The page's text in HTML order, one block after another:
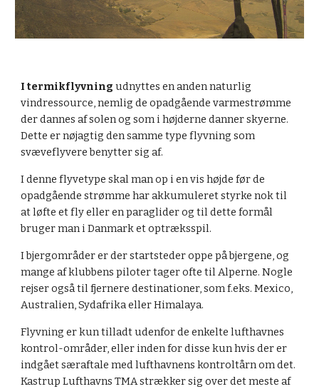
I termikflyvning udnyttes en anden naturlig
vindressource, nemlig de opadgående varmestrømme
der dannes af solen og som i højderne danner skyerne.
Dette er nøjagtig den samme type flyvning som
svæveflyvere benytter sig af.
I denne flyvetype skal man op i en vis højde før de
opadgående strømme har akkumuleret styrke nok til
at løfte et fly eller en paraglider og til dette formål
bruger man i Danmark et optræksspil.
I bjergområder er der startsteder oppe på bjergene, og
mange af klubbens piloter tager ofte til Alperne. Nogle
rejser også til fjernere destinationer, som f.eks. Mexico,
Australien, Sydafrika eller Himalaya.
Flyvning er kun tilladt udenfor de enkelte lufthavnes
kontrol-områder, eller inden for disse kun hvis der er
indgået særaftale med lufthavnens kontroltårn om det.
Kastrup Lufthavns TMA strækker sig over det meste af